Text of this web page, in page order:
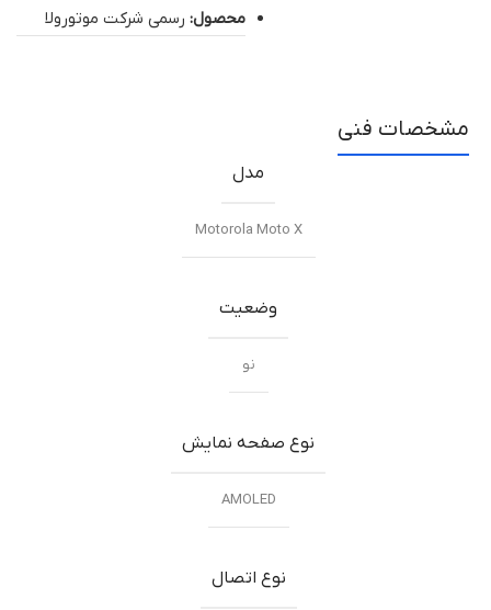
محصول:رسمی شرکت موتورولا
مشخصات فنی
مدل
Motorola Moto X
وضعیت
نو
نوع صفحه نمایش
AMOLED
نوع اتصال